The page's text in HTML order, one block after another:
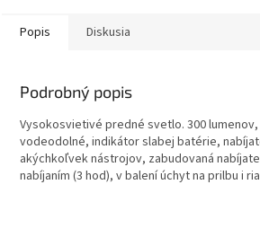
Popis Diskusia
Podrobný popis
Vysokosvietivé predné svetlo. 300
vodeodolné, indikátor slabej batérie,
akýchkoľvek nástrojov, zabudovaná
nabíjaním (3 hod), v balení úchyt na prilbu i